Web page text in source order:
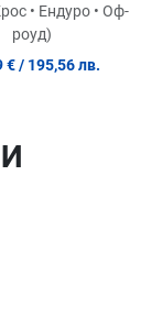
• Ендуро • Оф-
роуд)
€ / 195,56 лв.